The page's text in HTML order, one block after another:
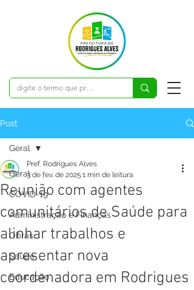
Post
Geral
COVID-19
Administração e Finanças
Obras
Saúde
Educação
Geral
Reunião com agentes
comunitários de Saúde para
alinhar trabalhos e
apresentar nova
coordenadora em Rodrigues
Pref. Rodrigues Alves
3 de fev. de 2025 1 min de leitura